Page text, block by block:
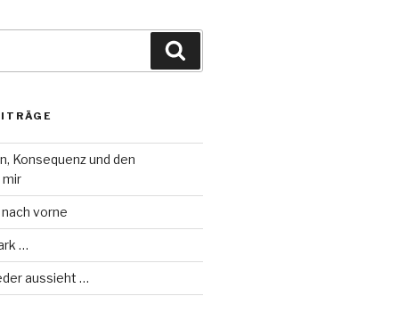
Konsequenz und den
mir
vorne
…
aussieht …